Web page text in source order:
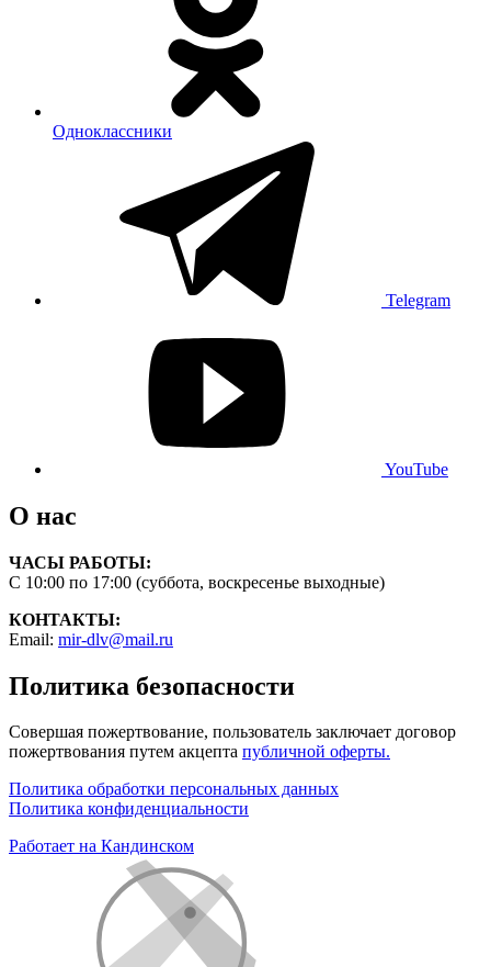
Одноклассники
Telegram
YouTube
О нас
ЧАСЫ РАБОТЫ:
С 10:00 по 17:00 (суббота, воскресенье выходные)
КОНТАКТЫ:
Email: mir-dlv@mail.ru
Политика безопасности
Совершая пожертвование, пользователь заключает договор
пожертвования путем акцепта публичной оферты.
Политика обработки персональных данных
Политика конфиденциальности
Работает на Кандинском